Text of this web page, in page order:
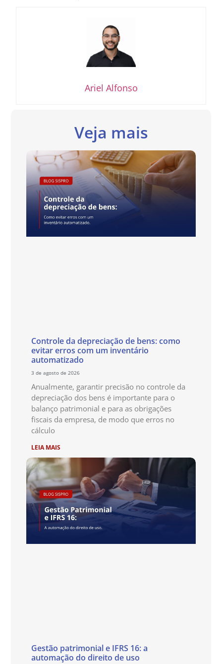
Ariel Alfonso
Veja mais
Controle da depreciação de bens: como
evitar erros com um inventário
automatizado
3 de agosto de 2026
Anualmente, garantir precisão no controle da
depreciação dos bens é importante para o
balanço patrimonial e para as obrigações
fiscais da empresa, de modo que erros no
cálculo
LEIA MAIS
Gestão patrimonial e IFRS 16: a
automação do direito de uso